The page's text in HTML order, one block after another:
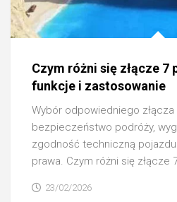
Czym różni się złącze 7
funkcje i zastosowanie
Wybór odpowiedniego
bezpieczeństwo podróży,
zgodność techniczną
prawa. Czym różni się złącze
23/02/2026